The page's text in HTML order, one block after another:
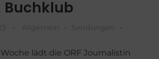
Buchklub
Allgemein
Sendungen
lädt die ORF Journalistin